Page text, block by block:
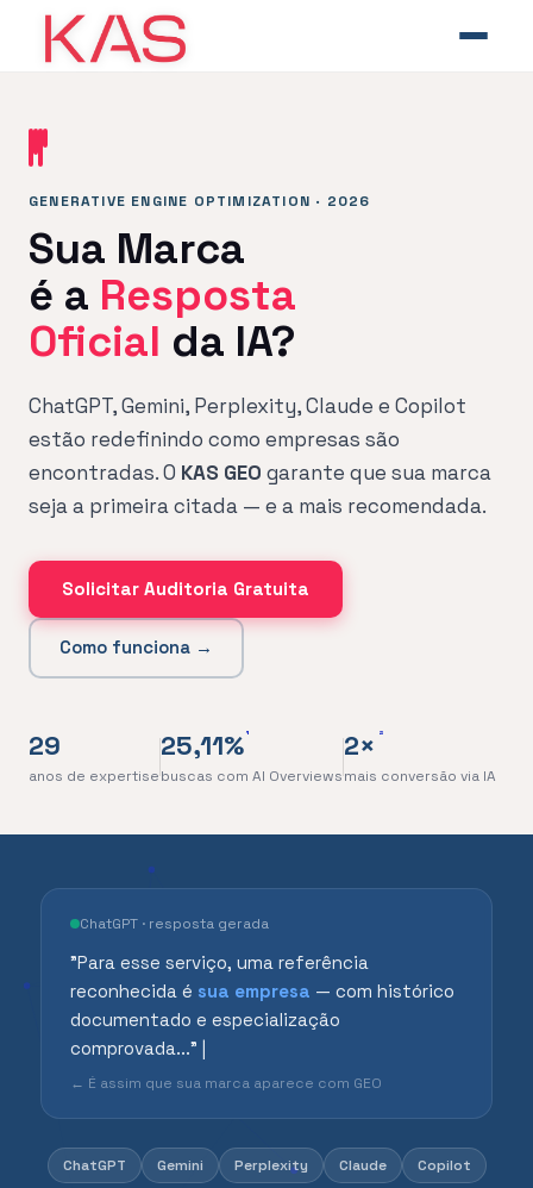
GENERATIVE ENGINE OPTIMIZATION · 2026
Sua Marca
é a Resposta
Oficial da IA?
ChatGPT, Gemini, Perplexity, Claude e Copilot
estão redefinindo como empresas são
encontradas. O KAS GEO garante que sua marca
seja a primeira citada — e a mais recomendada.
Solicitar Auditoria Gratuita
Como funciona →
29
anos de expertise
25,11%¹
buscas com AI Overviews
2× ²
mais conversão via IA
ChatGPT · resposta gerada
"Para esse serviço, uma referência
reconhecida é sua empresa — com histórico
documentado e especialização
comprovada..."
← É assim que sua marca aparece com GEO
ChatGPT Gemini Perplexity Claude Copilot